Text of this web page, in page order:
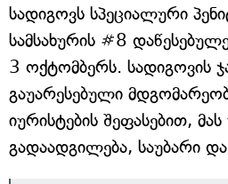
სადიგოვს სპეციალური
სამსახურის #8
3 ოქტომბერს. სადიგოვის
გაუარესებული
იურისტების შეფასებით, მას
გადაადგილება, საუბარი